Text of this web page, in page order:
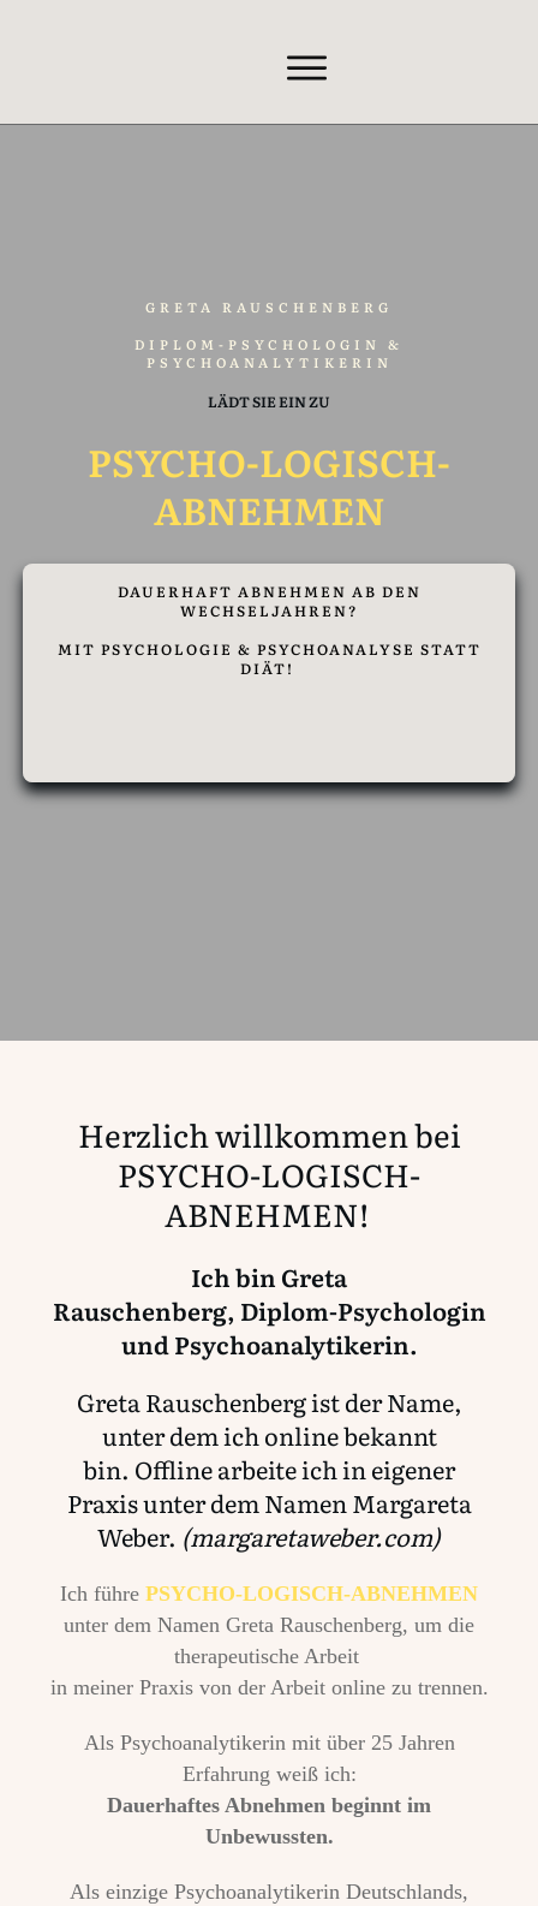
GRETA RAUSCHENBERG
DIPLOM-PSYCHOLOGIN &
PSYCHOANALYTIKERIN
LÄDT SIE EIN ZU
PSYCHO-LOGISCH-
ABNEHMEN
DAUERHAFT ABNEHMEN AB DEN
WECHSELJAHREN?
MIT PSYCHOLOGIE & PSYCHOANALYSE STATT
DIÄT!
Herzlich willkommen bei
PSYCHO-LOGISCH-
ABNEHMEN!
Ich bin Greta
Rauschenberg, Diplom-Psychologin
und Psychoanalytikerin.
Greta Rauschenberg ist der Name,
unter dem ich online bekannt
bin. Offline arbeite ich in eigener
Praxis unter dem Namen Margareta
Weber. (margaretaweber.com)
Ich führe PSYCHO-LOGISCH-ABNEHMEN
unter dem Namen Greta Rauschenberg, um die
therapeutische Arbeit
in meiner Praxis von der Arbeit online zu trennen.
Als Psychoanalytikerin mit über 25 Jahren
Erfahrung weiß ich:
Dauerhaftes Abnehmen beginnt im
Unbewussten.
Als einzige Psychoanalytikerin Deutschlands,